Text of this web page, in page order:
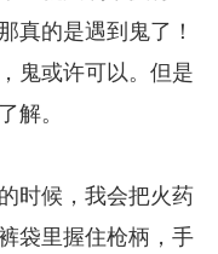
真的是遇到鬼了！
鬼或许可以。但是
解。
时候，我会把火药
袋里握住枪柄，手